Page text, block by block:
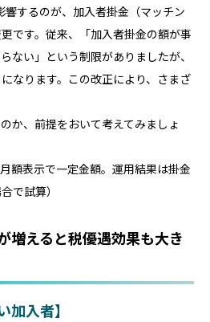
するのが、加入者掛金（マッチン
です。従来、「加入者掛金の額が事
ない」という制限がありましたが、
なります。この改正により、さまざ
か、前提をおいて考えてみましょ
額表示で一定金額。運用結果は掛金
で試算）
増えると税優遇効果も大き
加入者】